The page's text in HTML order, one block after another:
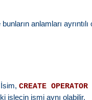
anlamları ayrıntılı
İsim,CREATE
işlecin ismi aynı olabilir.